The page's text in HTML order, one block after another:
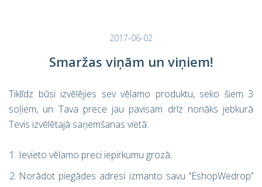
2017-06-02
Smaržas viņām un viņiem!
Tiklīdz būsi izvēlējies sev vēlamo produktu, seko šiem 3
soļiem, un Tava prece jau pavisam drīz nonāks jebkurā
Tevis izvēlētajā saņemšanas vietā:
Ievieto vēlamo preci iepirkumu grozā;
Norādot piegādes adresi izmanto savu ‘’EshopWedrop’’